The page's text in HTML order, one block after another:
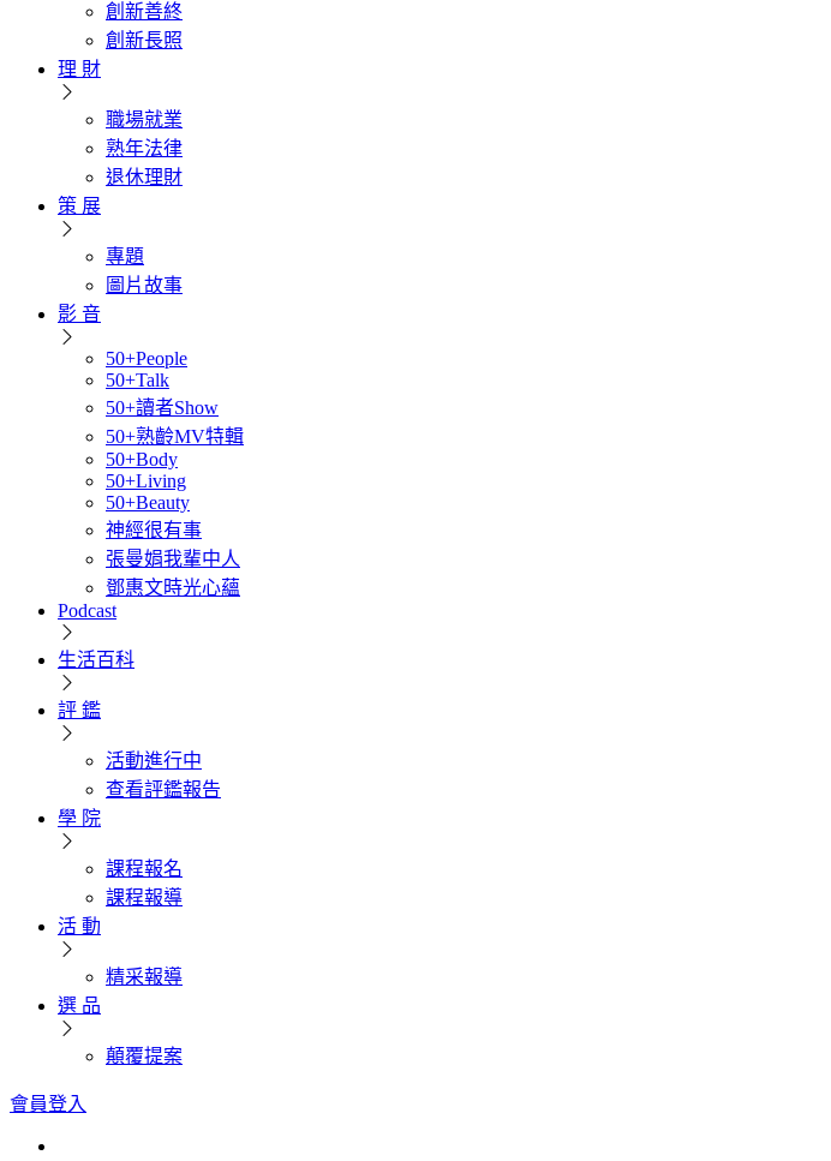
創新善終
創新長照
理 財
職場就業
熟年法律
退休理財
策 展
專題
圖片故事
影 音
50+People
50+Talk
50+讀者Show
50+熟齡MV特輯
50+Body
50+Living
50+Beauty
神經很有事
張曼娟我輩中人
鄧惠文時光心蘊
Podcast
生活百科
評 鑑
活動進行中
查看評鑑報告
學 院
課程報名
課程報導
活 動
精采報導
選 品
顛覆提案
會員登入